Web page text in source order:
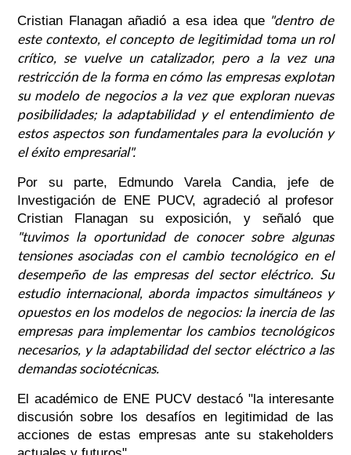
Cristian Flanagan añadió a esa idea que"dentro de
este contexto, el concepto de legitimidad toma un rol
crítico, se vuelve un catalizador, pero a la vez una
restricción de la forma en cómo las empresas explotan
su modelo de negocios a la vez que exploran nuevas
posibilidades; la adaptabilidad y el entendimiento de
estos aspectos son fundamentales para la evolución y
el éxito empresarial".
Por su parte, Edmundo Varela Candia, jefe de
Investigación de ENE PUCV, agradeció al profesor
Cristian Flanagan su exposición, y señaló que
"tuvimos la oportunidad de conocer sobre algunas
tensiones asociadas con el cambio tecnológico en el
desempeño de las empresas del sector eléctrico. Su
estudio internacional, aborda impactos simultáneos y
opuestos en los modelos de negocios: la inercia de las
empresas para implementar los cambios tecnológicos
necesarios, y la adaptabilidad del sector eléctrico a las
demandas sociotécnicas.
El académico de ENE PUCV destacó "la interesante
discusión sobre los desafíos en legitimidad de las
acciones de estas empresas ante su stakeholders